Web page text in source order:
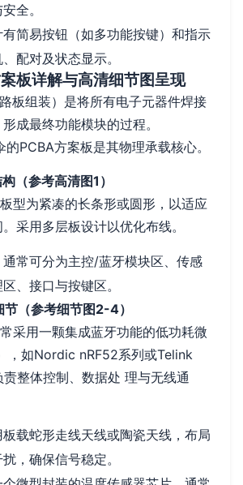
全。
有简易按钮（如多功能按键）和指示
配对及状态显示。
板详解与高清细节图呈现
板组装）是将所有电子元器件焊接
成最终功能模块的过程。
PCBA方案板是其物理承载核心。
（参考高清图1）
板型为紧凑的长条形或圆形，以适应
采用多层板设计以优化布线。
通常可分为主控/蓝牙模块区、传感
、接口与按键区。
（参考细节图2-4）
常采用一颗集成蓝牙功能的低功耗微
，如Nordic nRF52系列或Telink
整体控制、数据处 理与无线通
板载蛇形走线天线或陶瓷天线，布局
，确保信号稳定。